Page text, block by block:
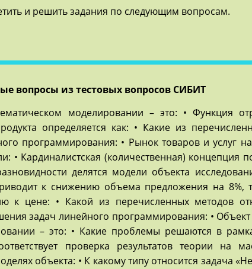
и решить задания по следующим вопросам.
вопросы из тестовых вопросов СИБИТ
моделировании – это: • Функция
определяется как: • Какие из
программирования: • Рынок товаров и услуг
• Кардиналистская (количественная) концепция
делятся модели объекта
к снижению объема предложения на 8%,
к цене: • Какой из перечисленных методов
задач линейного программирования: • Объект
– это: • Какие проблемы решаются в
проверка результатов теории на
объекта: • К какому типу относится задача